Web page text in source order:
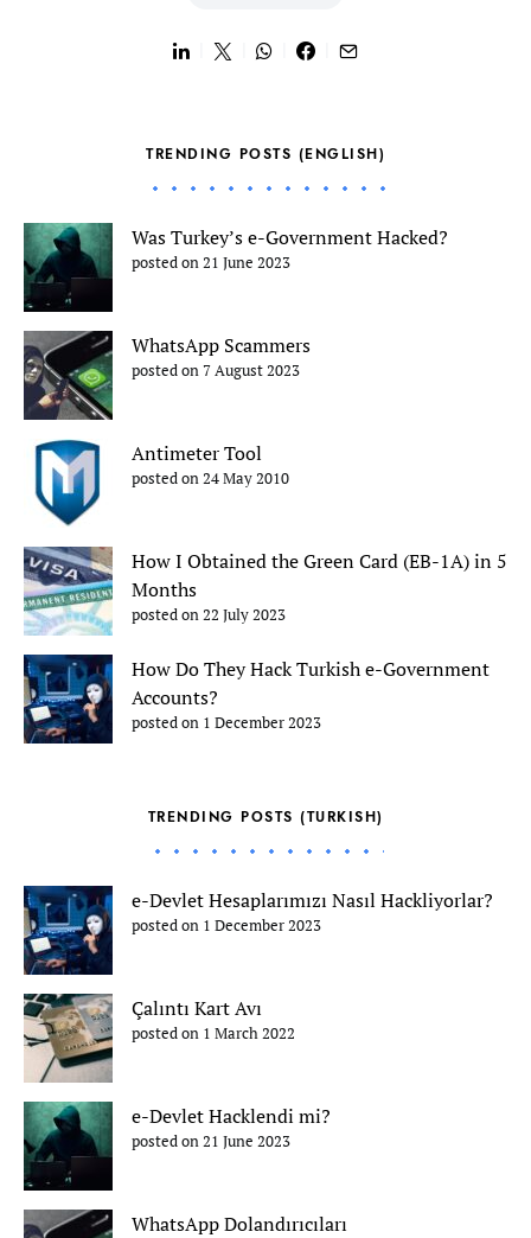
TRENDING POSTS (ENGLISH)
Was Turkey’s e-Government Hacked?
posted on 21 June 2023
WhatsApp Scammers
posted on 7 August 2023
Antimeter Tool
posted on 24 May 2010
How I Obtained the Green Card (EB-1A) in 5
Months
posted on 22 July 2023
How Do They Hack Turkish e-Government
Accounts?
posted on 1 December 2023
TRENDING POSTS (TURKISH)
e-Devlet Hesaplarımızı Nasıl Hackliyorlar?
posted on 1 December 2023
Çalıntı Kart Avı
posted on 1 March 2022
e-Devlet Hacklendi mi?
posted on 21 June 2023
WhatsApp Dolandırıcıları